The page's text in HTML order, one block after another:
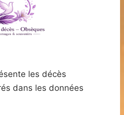
les décès
dans les données